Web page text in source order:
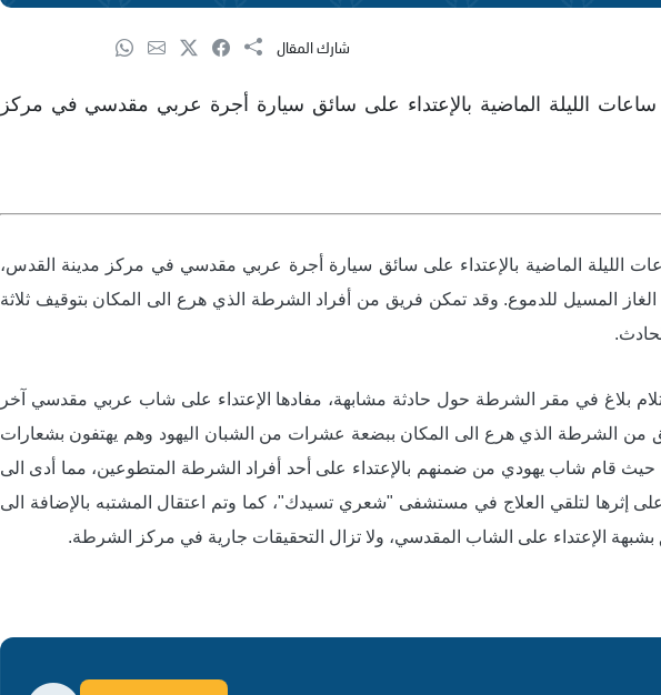
شارك المقال
ساعات الليلة الماضية بالإعتداء على سائق سيارة أجرة عربي مقدسي في مركز
الليلة الماضية بالإعتداء على سائق سيارة أجرة عربي مقدسي في مركز مدينة القدس،
المسيل للدموع. وقد تمكن فريق من أفراد الشرطة الذي هرع الى المكان بتوقيف ثلاثة
بلاغ في مقر الشرطة حول حادثة مشابهة، مفادها الإعتداء على شاب عربي مقدسي آخر
من الشرطة الذي هرع الى المكان ببضعة عشرات من الشبان اليهود وهم يهتفون بشعارات
قام شاب يهودي من ضمنهم بالإعتداء على أحد أفراد الشرطة المتطوعين، مما أدى الى
على إثرها لتلقي العلاج في مستشفى "شعري تسيدك"، كما وتم اعتقال المشتبه بالإضافة الى
بشبهة الإعتداء على الشاب المقدسي، ولا تزال التحقيقات جارية في مركز الشرطة.